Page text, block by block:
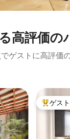
高⁠評⁠価⁠
ゲストに高評価
大好評
ゲス